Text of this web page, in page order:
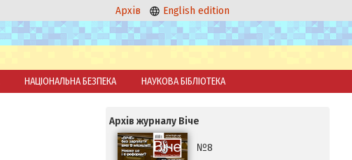
Архів English edition
НАЦІОНАЛЬНА БЕЗПЕКА НАУКОВА БІБЛІОТЕКА
Архів журналу Віче
№8